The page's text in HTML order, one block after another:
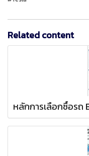
Related content
หลักการเลือกซื้อรถ